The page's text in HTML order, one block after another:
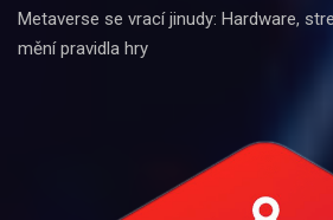
Metaverse se vrací jinudy: Hardware,
mění pravidla hry